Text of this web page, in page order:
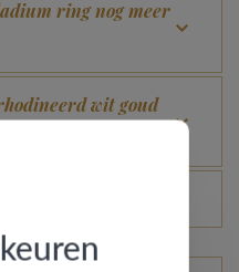
ring nog meer
wit goud
de ringen dagelijks?